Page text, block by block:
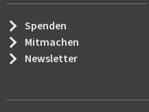
Spenden
Mitmachen
Newsletter